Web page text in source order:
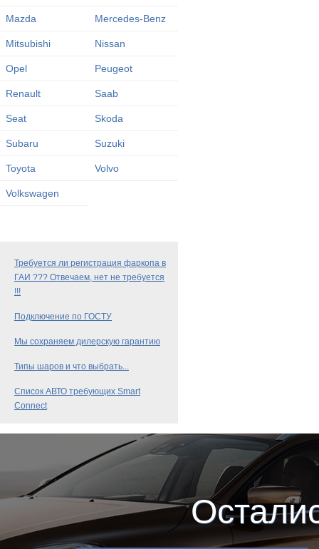
Mazda Mercedes-Benz
Mitsubishi Nissan
Opel Peugeot
Renault Saab
Seat Skoda
Subaru Suzuki
Toyota Volvo
Volkswagen
Требуется ли регистрация фаркопа в
ГАИ ??? Отвечаем, нет не требуется
!!!
Подключение по ГОСТУ
Мы сохраняем дилерскую гарантию
Типы шаров и что выбрать...
Список АВТО требующих Smart
Connect